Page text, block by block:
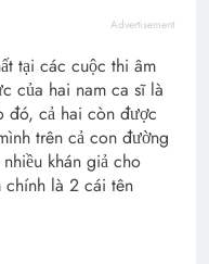
Advertisement
tại các cuộc thi âm
của hai nam ca sĩ là
đó, cả hai còn được
trên cả con đường
khán giả cho
chính là 2 cái tên